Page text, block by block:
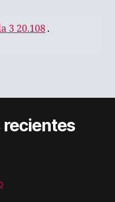
3 20.108.
recientes